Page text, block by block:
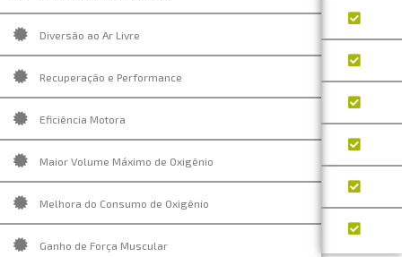
Diversão ao Ar Livre
Recuperação e Performance
Eficiência Motora
Maior Volume Máximo de Oxigênio
Melhora do Consumo de Oxigênio
Ganho de Força Muscular